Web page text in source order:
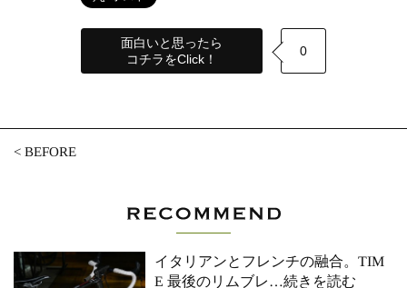
面白いと思ったら
コチラをClick！
0
<BEFORE
イタリアンとフレンチの融合。TIM
E 最後のリムブレ …続きを読む